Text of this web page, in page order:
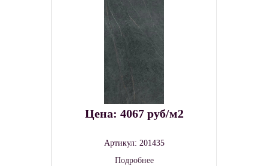
Цена: 4067 руб/м2
Артикул: 201435
Подробнее